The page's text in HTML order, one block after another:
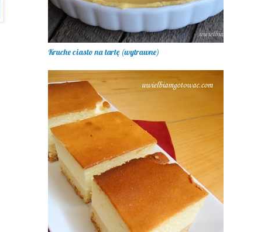
Kruche ciasto na tartę (wytrawne)